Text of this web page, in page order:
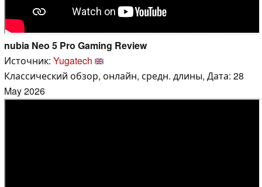
nubia Neo 5 Pro Gaming Review
Источник: Yugatech
Классический обзор, онлайн, средн. длины, Дата: 28
May 2026